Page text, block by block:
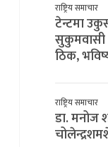
राष्ट्रिय समाचार
टेन्टमा
सुकुमवासी
ठिक,
राष्ट्रिय समाचार
डा. मनोज